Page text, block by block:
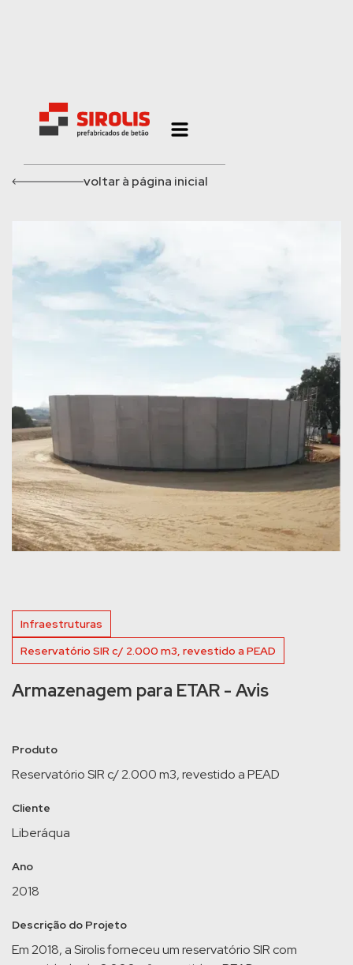
voltar à página inicial
Infraestruturas
Reservatório SIR c/ 2.000 m3, revestido a PEAD
Armazenagem para ETAR - Avis
Produto
Reservatório SIR c/ 2.000 m3, revestido a PEAD
Cliente
Liberáqua
Ano
2018
Descrição do Projeto
Em 2018, a Sirolis forneceu um reservatório SIR com